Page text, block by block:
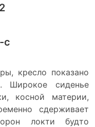
с
кресло показано
Широкое сиденье
косной материи,
сдерживает
локти будто